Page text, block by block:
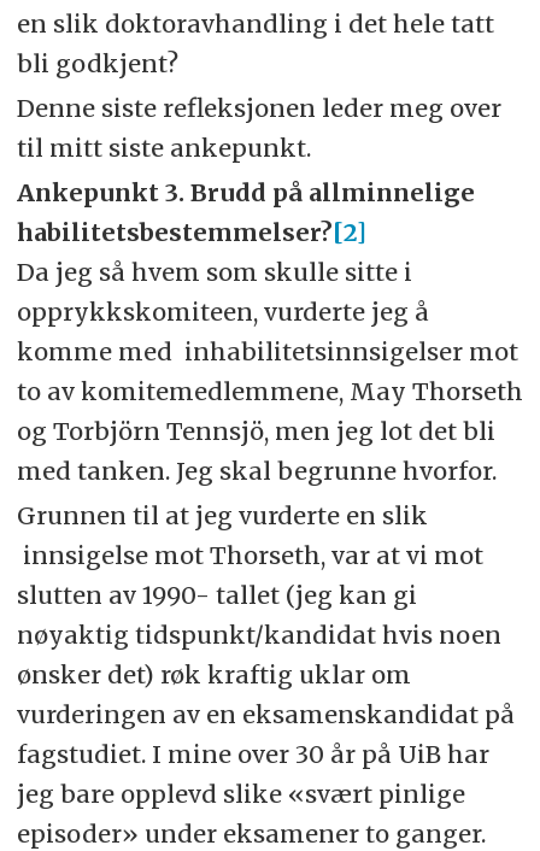
en slik doktoravhandling i det hele tatt
bli godkjent?
Denne siste refleksjonen leder meg over
til mitt siste ankepunkt.
Ankepunkt 3. Brudd på allminnelige
habilitetsbestemmelser?[2]
Da jeg så hvem som skulle sitte i
opprykkskomiteen, vurderte jeg å
komme med inhabilitetsinnsigelser mot
to av komitemedlemmene, May Thorseth
og Torbjörn Tennsjö, men jeg lot det bli
med tanken. Jeg skal begrunne hvorfor.
Grunnen til at jeg vurderte en slik
innsigelse mot Thorseth, var at vi mot
slutten av 1990- tallet (jeg kan gi
nøyaktig tidspunkt/kandidat hvis noen
ønsker det) røk kraftig uklar om
vurderingen av en eksamenskandidat på
fagstudiet. I mine over 30 år på UiB har
jeg bare opplevd slike «svært pinlige
episoder» under eksamener to ganger.